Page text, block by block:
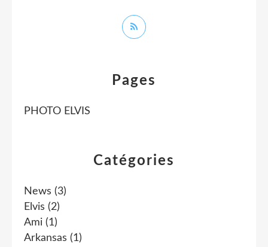
Catégories
News (3)
Elvis (2)
Ami (1)
Arkansas (1)
Pages
PHOTO ELVIS